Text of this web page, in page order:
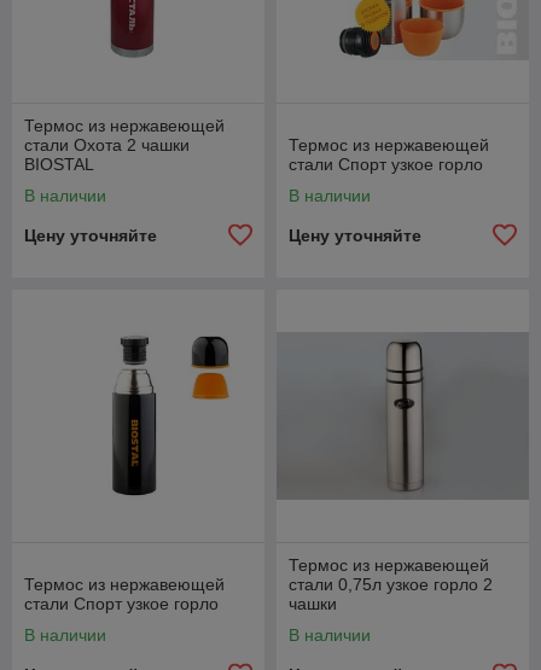
Термос из нержавеющей
стали Охота 2 чашки
BIOSTAL
В наличии
Цену уточняйте
Термос из нержавеющей
стали Спорт узкое горло
В наличии
Цену уточняйте
Термос из нержавеющей
стали Спорт узкое горло
В наличии
Термос из нержавеющей
стали 0,75л узкое горло 2
чашки
В наличии